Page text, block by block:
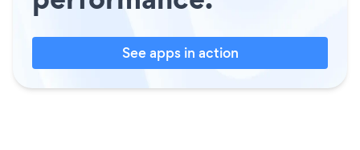
See apps in action